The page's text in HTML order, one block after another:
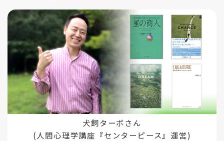
犬飼ターボさん
(人間心理学講座『センターピース』運営)